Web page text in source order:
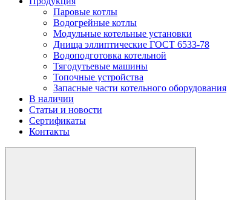
Паровые котлы
Водогрейные котлы
Модульные котельные установки
Днища эллиптические ГОСТ 6533-78
Водоподготовка котельной
Тягодутьевые машины
Топочные устройства
Запасные части котельного оборудования
В наличии
Статьи и новости
Сертификаты
Контакты